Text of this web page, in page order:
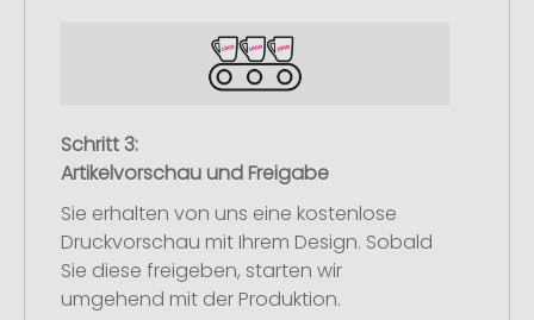
Schritt 3:
Artikelvorschau und Freigabe
Sie erhalten von uns eine kostenlose
Druckvorschau mit Ihrem Design. Sobald
Sie diese freigeben, starten wir
umgehend mit der Produktion.